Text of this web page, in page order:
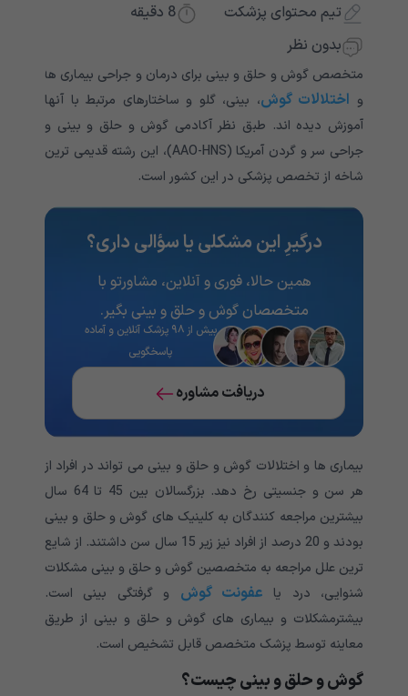
تیم محتوای پزشکت
8 دقیقه
بدون نظر
متخصص گوش و حلق و بینی برای درمان و جراحی بیماری ها
و اختلالات گوش، بینی، گلو و ساختارهای مرتبط با آنها
آموزش دیده اند. طبق نظر آکادمی گوش و حلق و بینی و
جراحی سر و گردن آمریکا (AAO-HNS)، این رشته قدیمی ترین
شاخه از تخصص پزشکی در این کشور است.
درگیرِ این مشکلی یا سؤالی داری؟
همین حالا، فوری و آنلاین، مشاورتو با
متخصصان گوش و حلق و بینی بگیر.
بیش از ۹۸ پزشک آنلاین و آماده
پاسخگویی
دریافت مشاوره
بیماری ها و اختلالات گوش و حلق و بینی می تواند در افراد از
هر سن و جنسیتی رخ دهد. بزرگسالان بین 45 تا 64 سال
بیشترین مراجعه کنندگان به کلینیک های گوش و حلق و بینی
بودند و 20 درصد از افراد نیز زیر 15 سال سن داشتند. از شایع
ترین علل مراجعه به متخصصین گوش و حلق و بینی مشکلات
شنوایی، درد یا عفونت گوش و گرفتگی بینی است.
بیشترمشکلات و بیماری های گوش و حلق و بینی از طریق
معاینه توسط پزشک متخصص قابل تشخیص است.
گوش و حلق و بینی چیست؟